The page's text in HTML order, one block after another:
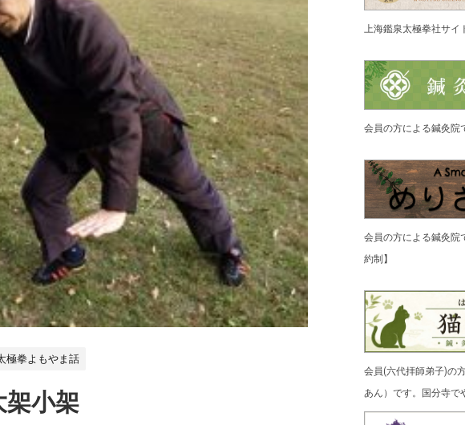
極拳よもやま話
架小架
上海鑑泉太極拳社サイ
会員の方による鍼灸院
会員の方による鍼灸院
約制】
会員(六代拝師弟子)の
あん）です。国分寺で